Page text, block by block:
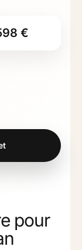
€
pour